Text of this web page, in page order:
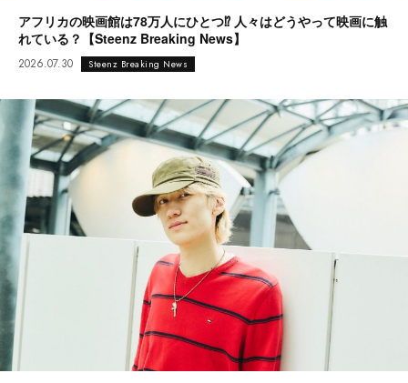
アフリカの映画館は78万人にひとつ⁉︎ 人々はどうやって映画に触
れている？【Steenz Breaking News】
2026.07.30 Steenz Breaking News